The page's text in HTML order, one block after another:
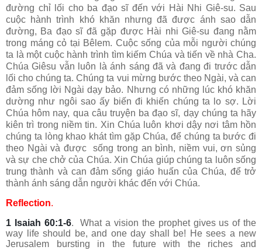
đường chỉ lối cho ba đạo sĩ đến với Hài Nhi Giê-su. Sau
cuộc hành trình khó khăn nhưng đã được ánh sao dẫn
đường, Ba đạo sĩ đã gặp được Hài nhi Giê-su đang nằm
trong máng cỏ tại Bêlem. Cuộc sống của mỗi người chúng
ta là một cuộc hành trình tìm kiếm Chúa và tiến về nhà Cha.
Chúa Giêsu vẫn luôn là ánh sáng đã và đang đi trước dẫn
lối cho chúng ta. Chúng ta vui mừng bước theo Ngài, và can
đảm sống lời Ngài dạy bảo. Nhưng có những lúc khó khăn
dường như ngôi sao ấy biến đi khiến chúng ta lo sợ. Lời
Chúa hôm nay, qua câu truyện ba đạo sĩ, dạy chúng ta hãy
kiên trì trong niềm tin. Xin Chúa luôn khơi dậy nơi tâm hồn
chúng ta lòng khao khát tìm gặp Chúa, để chúng ta bước đi
theo Ngài và được sống trong an bình, niềm vui, ơn sủng
và sự che chở của Chúa. Xin Chúa giúp chúng ta luôn sống
trung thành và can đảm sống giáo huấn của Chúa, để trở
thành ánh sáng dẫn người khác đến với Chúa.
Reflection.
1 Isaiah 60:1-6. What a vision the prophet gives us of the
way life should be, and one day shall be! He sees a new
Jerusalem bursting in the future with the riches and